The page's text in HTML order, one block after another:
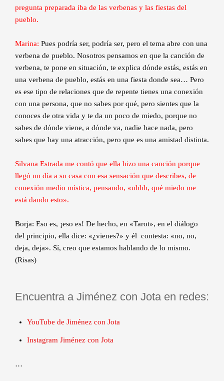
pregunta preparada iba de las verbenas y las fiestas del
pueblo.
Marina: Pues podría ser, podría ser, pero el tema abre con una
verbena de pueblo. Nosotros pensamos en que la canción de
verbena, te pone en situación, te explica dónde estás, estás en
una verbena de pueblo, estás en una fiesta donde sea… Pero
es ese tipo de relaciones que de repente tienes una conexión
con una persona, que no sabes por qué, pero sientes que la
conoces de otra vida y te da un poco de miedo, porque no
sabes de dónde viene, a dónde va, nadie hace nada, pero
sabes que hay una atracción, pero que es una amistad distinta.
Silvana Estrada me contó que ella hizo una canción porque
llegó un día a su casa con esa sensación que describes, de
conexión medio mística, pensando, «uhhh, qué miedo me
está dando esto».
Borja: Eso es, ¡eso es! De hecho, en «Tarot», en el diálogo
del principio, ella dice: «¿vienes?» y él contesta: «no, no,
deja, deja». Sí, creo que estamos hablando de lo mismo.
(Risas)
Encuentra a Jiménez con Jota en redes:
YouTube de Jiménez con Jota
Instagram Jiménez con Jota
…